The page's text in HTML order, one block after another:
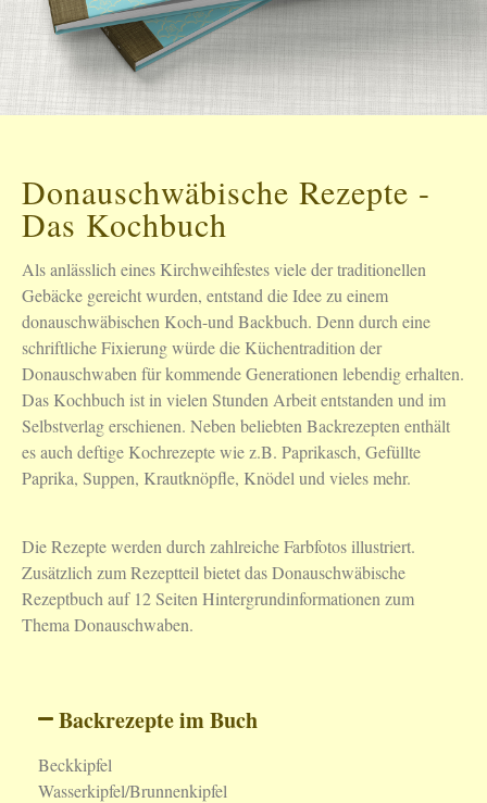
Donauschwäbische Rezepte -
Das Kochbuch
Als anlässlich eines Kirchweihfestes viele der traditionellen
Gebäcke gereicht wurden, entstand die Idee zu einem
donauschwäbischen Koch-und Backbuch. Denn durch eine
schriftliche Fixierung würde die Küchentradition der
Donauschwaben für kommende Generationen lebendig erhalten.
Das Kochbuch ist in vielen Stunden Arbeit entstanden und im
Selbstverlag erschienen. Neben beliebten Backrezepten enthält
es auch deftige Kochrezepte wie z.B. Paprikasch, Gefüllte
Paprika, Suppen, Krautknöpfle, Knödel und vieles mehr.
Die Rezepte werden durch zahlreiche Farbfotos illustriert.
Zusätzlich zum Rezeptteil bietet das Donauschwäbische
Rezeptbuch auf 12 Seiten Hintergrundinformationen zum
Thema Donauschwaben.
Backrezepte im Buch
Beckkipfel
Wasserkipfel/Brunnenkipfel